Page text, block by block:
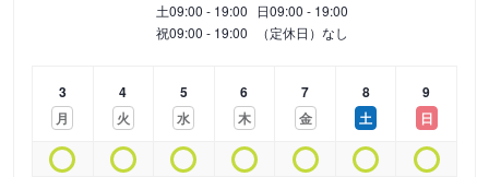
土09:00 - 19:00 日09:00 - 19:00
祝09:00 - 19:00 （定休日）なし
3
月
4
火
5
水
6
木
7
金
8
土
9
日